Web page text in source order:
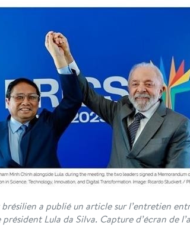
a publié un article sur l’entretien
Lula da Silva. Capture d’écran de